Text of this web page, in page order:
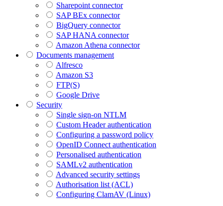
Sharepoint connector
SAP BEx connector
BigQuery connector
SAP HANA connector
Amazon Athena connector
Documents management
Alfresco
Amazon S3
FTP(S)
Google Drive
Security
Single sign-on NTLM
Custom Header authentication
Configuring a password policy
OpenID Connect authentication
Personalised authentication
SAMLv2 authentication
Advanced security settings
Authorisation list (ACL)
Configuring ClamAV (Linux)